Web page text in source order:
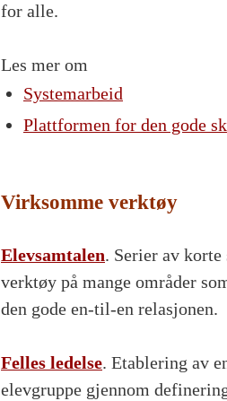
for alle.
Les mer om
Systemarbeid
Plattformen for den gode
Virksomme verktøy
Elevsamtalen. Serier av
verktøy på mange områder
den gode en-til-en relasjonen.
Felles ledelse. Etablering av
elevgruppe gjennom